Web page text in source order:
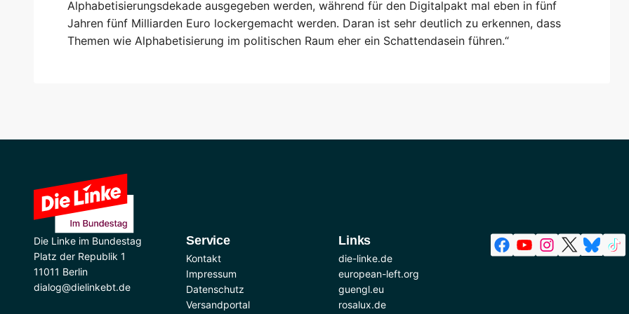
Alphabetisierungsdekade ausgegeben werden, während für den Digitalpakt mal eben in fünf
Jahren fünf Milliarden Euro lockergemacht werden. Daran ist sehr deutlich zu erkennen, dass
Themen wie Alphabetisierung im politischen Raum eher ein Schattendasein führen.“
Die Linke im Bundestag
Platz der Republik 1
11011 Berlin
dialog@dielinkebt.de
Service
Kontakt
Impressum
Datenschutz
Versandportal
Links
die-linke.de
european-left.org
guengl.eu
rosalux.de